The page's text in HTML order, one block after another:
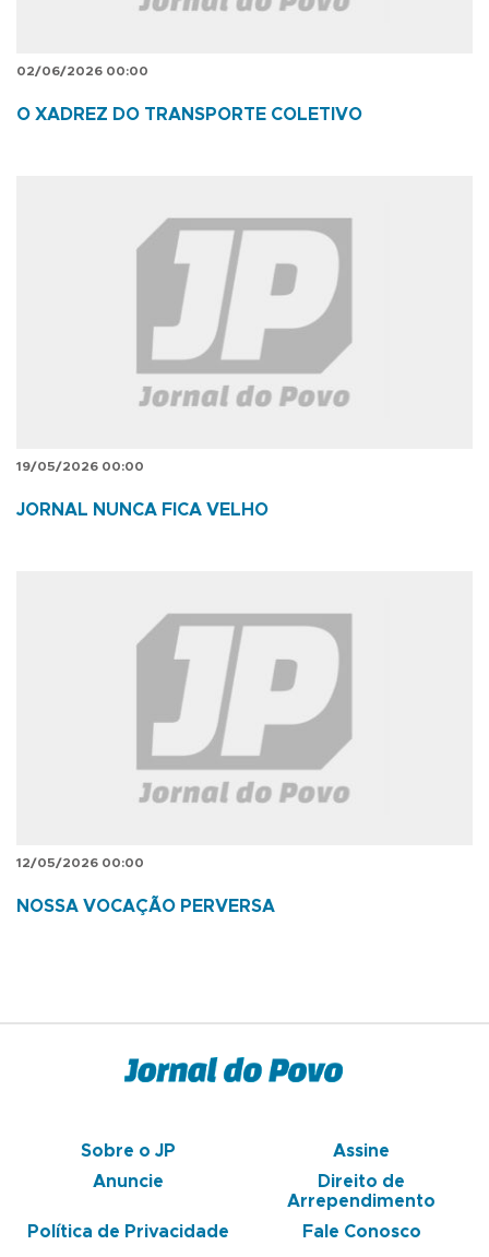
02/06/2026 00:00
O XADREZ DO TRANSPORTE COLETIVO
19/05/2026 00:00
JORNAL NUNCA FICA VELHO
12/05/2026 00:00
NOSSA VOCAÇÃO PERVERSA
Sobre o JP
Assine
Anuncie
Direito de
Arrependimento
Política de Privacidade
Fale Conosco